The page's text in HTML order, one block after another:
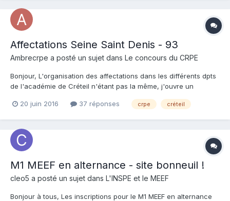
Affectations Seine Saint Denis - 93
Ambrecrpe a posté un sujet dans Le concours du CRPE
Bonjour, L'organisation des affectations dans les différents dpts
de l'académie de Créteil n'étant pas la même, j'ouvre un
convocations des réunions du 4 et 5 juillet se font par nom
20 juin 2016 37 réponses crpe créteil
M1 MEEF en alternance - site bonneuil !
cleo5 a posté un sujet dans L'INSPE et le MEEF
Bonjour à tous, Les inscriptions pour le M1 MEEF en alternance